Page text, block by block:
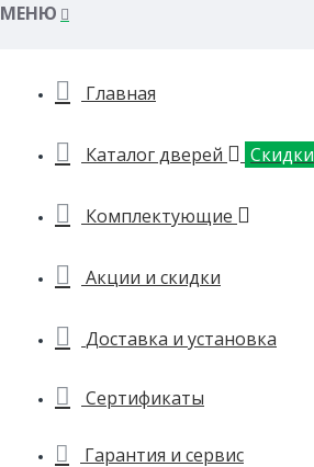
МЕНЮ
Главная
Каталог дверей Скидки
Комплектующие
Акции и скидки
Доставка и установка
Сертификаты
Гарантия и сервис